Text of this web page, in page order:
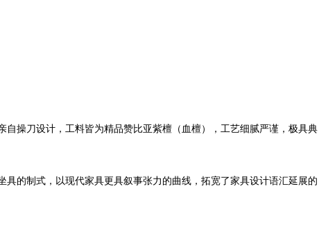
刀设计，工料皆为精品赞比亚紫檀（血檀），工艺细腻严谨，极具典
的制式，以现代家具更具叙事张力的曲线，拓宽了家具设计语汇延展的